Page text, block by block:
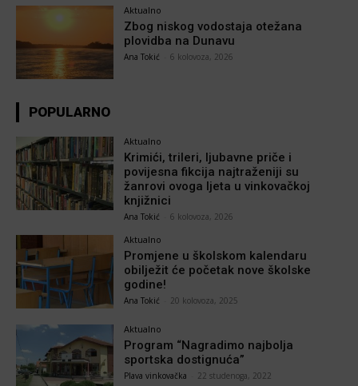
Aktualno
Zbog niskog vodostaja otežana
plovidba na Dunavu
Ana Tokić 6 kolovoza, 2026
POPULARNO
Aktualno
Krimići, trileri, ljubavne priče i
povijesna fikcija najtraženiji su
žanrovi ovoga ljeta u vinkovačkoj
knjižnici
Ana Tokić 6 kolovoza, 2026
Aktualno
Promjene u školskom kalendaru
obilježit će početak nove školske
godine!
Ana Tokić 20 kolovoza, 2025
Aktualno
Program “Nagradimo najbolja
sportska dostignuća”
Plava vinkovačka 22 studenoga, 2022